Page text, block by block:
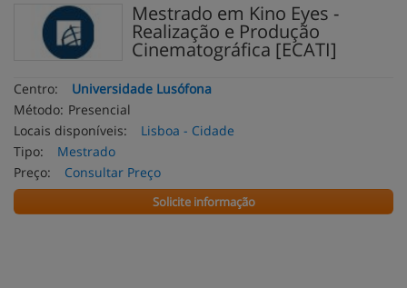
Mestrado em Kino Eyes -
Realização e Produção
Cinematográfica [ECATI]
Centro:
Universidade Lusófona
Método: Presencial
Locais disponíveis:
Lisboa - Cidade
Tipo:
Mestrado
Preço:
Consultar Preço
Solicite informação